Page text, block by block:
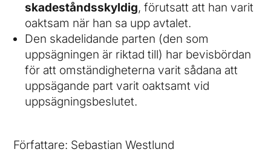
skadeståndsskyldig, förutsatt att han varit
oaktsam när han sa upp avtalet.
Den skadelidande parten (den som
uppsägningen är riktad till) har bevisbördan
för att omständigheterna varit sådana att
uppsägande part varit oaktsamt vid
uppsägningsbeslutet.
Författare: Sebastian Westlund